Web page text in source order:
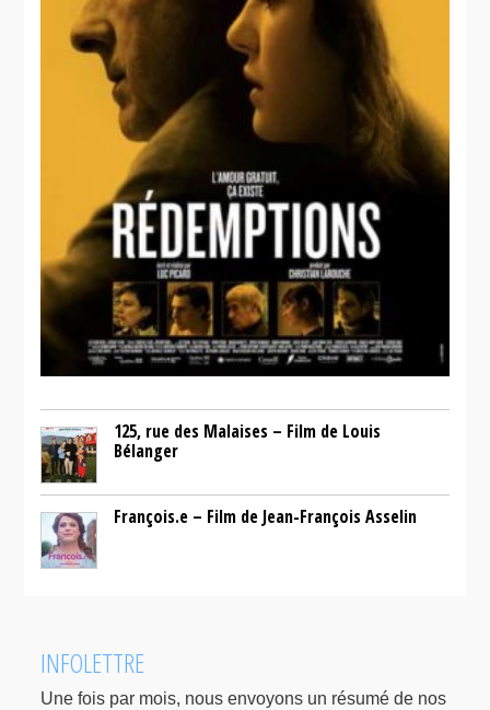
125, rue des Malaises – Film de Louis
Bélanger
François.e – Film de Jean-François Asselin
INFOLETTRE
Une fois par mois, nous envoyons un résumé de nos